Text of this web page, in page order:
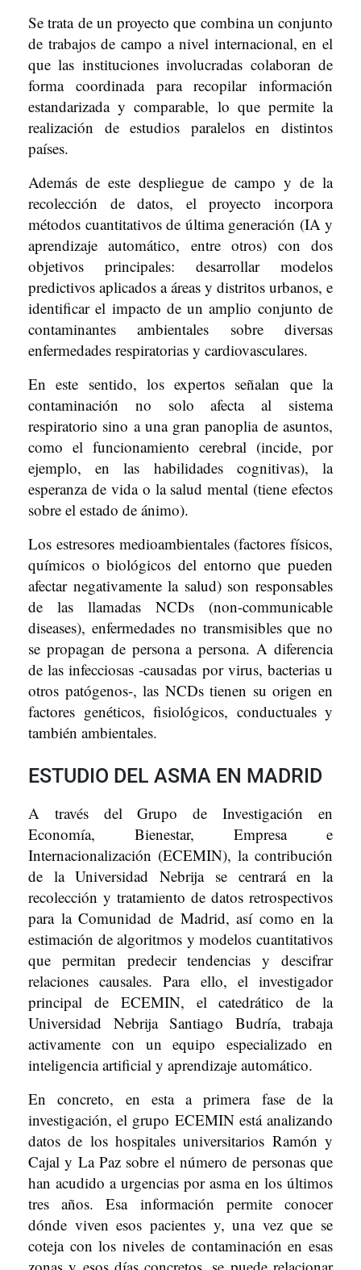
Se trata de un proyecto que combina un conjunto
de trabajos de campo a nivel internacional, en el
que las instituciones involucradas colaboran de
forma coordinada para recopilar información
estandarizada y comparable, lo que permite la
realización de estudios paralelos en distintos
países.
Además de este despliegue de campo y de la
recolección de datos, el proyecto incorpora
métodos cuantitativos de última generación (IA y
aprendizaje automático, entre otros) con dos
objetivos principales: desarrollar modelos
predictivos aplicados a áreas y distritos urbanos, e
identificar el impacto de un amplio conjunto de
contaminantes ambientales sobre diversas
enfermedades respiratorias y cardiovasculares.
En este sentido, los expertos señalan que la
contaminación no solo afecta al sistema
respiratorio sino a una gran panoplia de asuntos,
como el funcionamiento cerebral (incide, por
ejemplo, en las habilidades cognitivas), la
esperanza de vida o la salud mental (tiene efectos
sobre el estado de ánimo).
Los estresores medioambientales (factores físicos,
químicos o biológicos del entorno que pueden
afectar negativamente la salud) son responsables
de las llamadas NCDs (non-communicable
diseases), enfermedades no transmisibles que no
se propagan de persona a persona. A diferencia
de las infecciosas -causadas por virus, bacterias u
otros patógenos-, las NCDs tienen su origen en
factores genéticos, fisiológicos, conductuales y
también ambientales.
ESTUDIO DEL ASMA EN MADRID
A través del Grupo de Investigación en
Economía, Bienestar, Empresa e
Internacionalización (ECEMIN), la contribución
de la Universidad Nebrija se centrará en la
recolección y tratamiento de datos retrospectivos
para la Comunidad de Madrid, así como en la
estimación de algoritmos y modelos cuantitativos
que permitan predecir tendencias y descifrar
relaciones causales. Para ello, el investigador
principal de ECEMIN, el catedrático de la
Universidad Nebrija Santiago Budría, trabaja
activamente con un equipo especializado en
inteligencia artificial y aprendizaje automático.
En concreto, en esta a primera fase de la
investigación, el grupo ECEMIN está analizando
datos de los hospitales universitarios Ramón y
Cajal y La Paz sobre el número de personas que
han acudido a urgencias por asma en los últimos
tres años. Esa información permite conocer
dónde viven esos pacientes y, una vez que se
coteja con los niveles de contaminación en esas